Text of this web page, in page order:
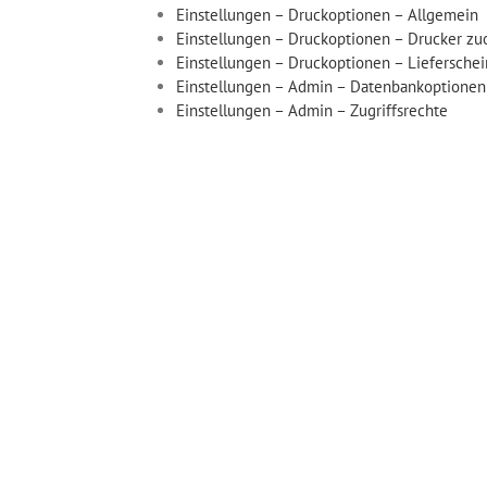
Einstellungen – Druckoptionen – Allgemein
Einstellungen – Druckoptionen – Drucker
Einstellungen – Druckoptionen –
Einstellungen – Admin – Datenbankoptionen
Einstellungen – Admin – Zugriffsrechte